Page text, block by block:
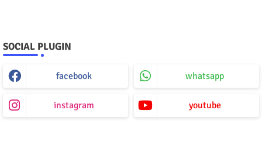
SOCIAL PLUGIN
facebook whatsapp
instagram youtube